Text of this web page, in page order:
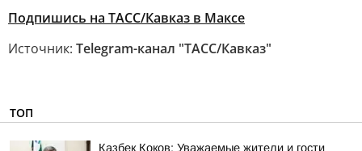
Подпишись на ТАСС/Кавказ в Максе
Источник: Telegram-канал "ТАСС/Кавказ"
ТОП
Казбек Коков: Уважаемые жители и гости